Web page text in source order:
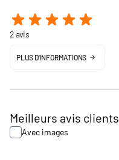
2 avis
PLUS D'INFORMATIONS
Meilleurs avis clients
Avec images